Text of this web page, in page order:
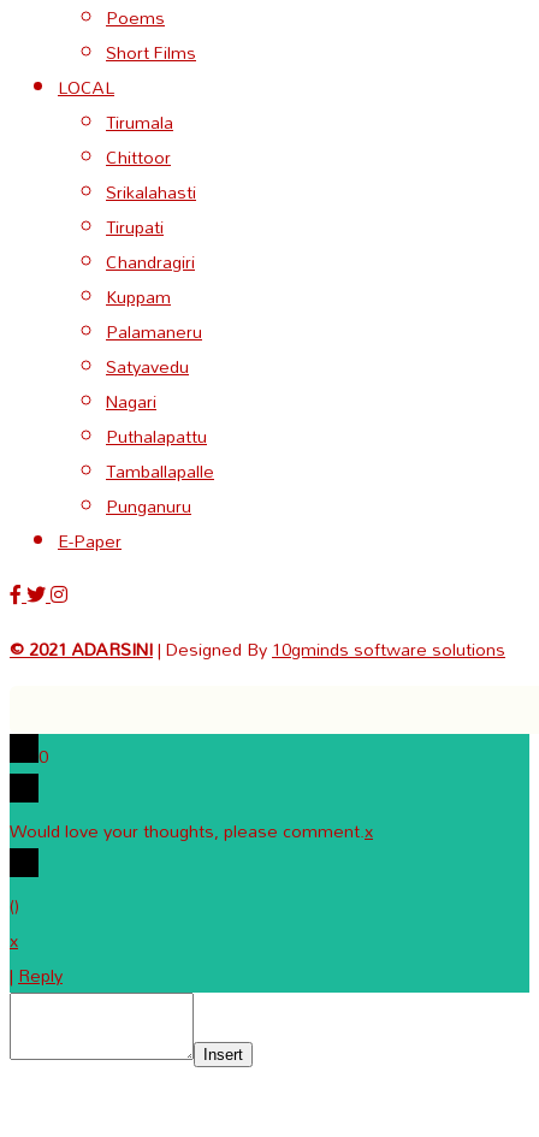
Poems
Short Films
LOCAL
Tirumala
Chittoor
Srikalahasti
Tirupati
Chandragiri
Kuppam
Palamaneru
Satyavedu
Nagari
Puthalapattu
Tamballapalle
Punganuru
E-Paper
© 2021 ADARSINI| Designed By10gminds software solutions
0
Would love your thoughts, please comment.x
()
x
|Reply
Insert